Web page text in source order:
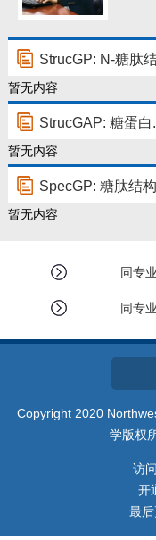
团队成员
新闻报道
StrucGP: N-糖肽
暂无内容
StrucGAP: 糖蛋白
暂无内容
SpecGP: 糖肽结
暂无内容
同专
同专
Copyright 2020
学版权
访
开
最后